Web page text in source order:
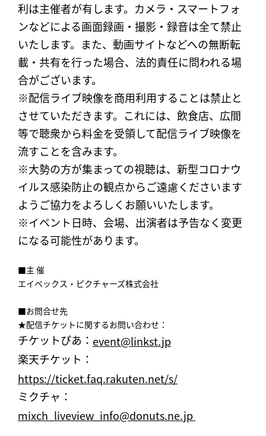
利は主催者が有します。カメラ・スマートフォ
ンなどによる画面録画・撮影・録音は全て禁止
いたします。また、動画サイトなどへの無断転
載・共有を行った場合、法的責任に問われる場
合がございます。
※配信ライブ映像を商用利用することは禁止と
させていただきます。これには、飲食店、広間
等で聴衆から料金を受領して配信ライブ映像を
流すことを含みます。
※大勢の方が集まっての視聴は、新型コロナウ
イルス感染防止の観点からご遠慮くださいます
ようご協力をよろしくお願いいたします。
※イベント日時、会場、出演者は予告なく変更
になる可能性があります。
■主 催
エイベックス・ピクチャーズ株式会社
■お問合せ先
★配信チケットに関するお問い合わせ：
チケットぴあ： event@linkst.jp
楽天チケット：
https://ticket.faq.rakuten.net/s/
ミクチャ：
mixch_liveview_info@donuts.ne.jp